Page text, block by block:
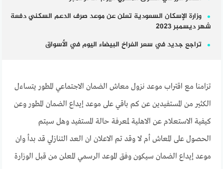
وزارة الإسكان السعودية تعلن عن موعد صرف الدعم السكني دفعة
شهر ديسمبر 2023
تراجع جديد في سعر الفراخ البيضاء اليوم في الأسواق
تزامنا مع اقتراب موعد نزول معاش الضمان الاجتماعي المطور يتساءل
الكثير من المستفيدين عن كم باقي على موعد إيداع الضمان المطور وعن
كيفية الاستعلام عن الاهلية لمعرفة حالة المستفيد وهل سيتم
الحصول على المعاش أم لا وقد تم الاعلان ان العد التنازلي قد بدأ وان
موعد إيداع الضمان سيكون وفق الموعد الرسمي المعلن من قبل الوزارة